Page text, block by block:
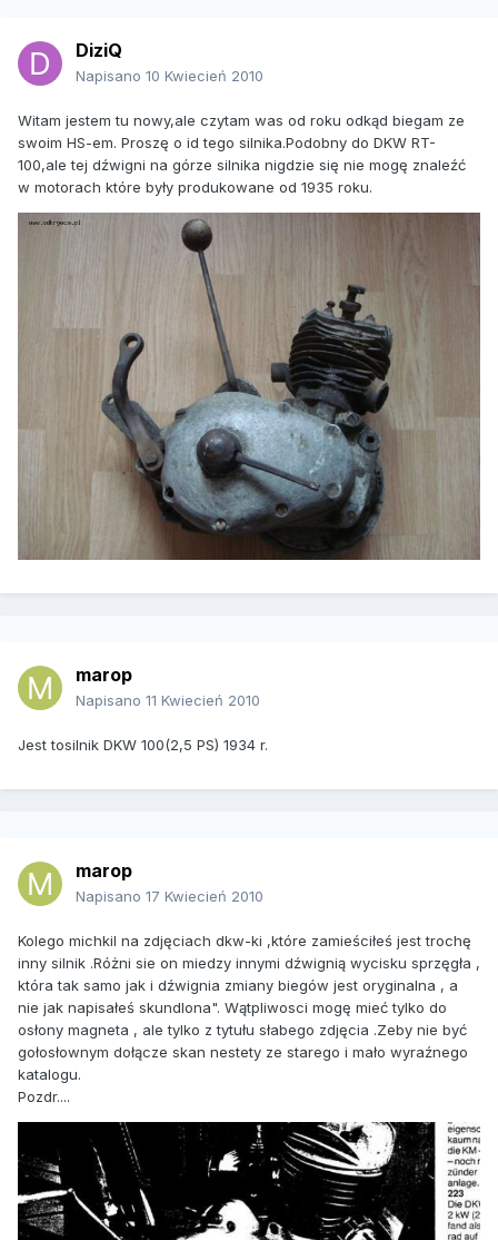
DiziQ
Napisano 10 Kwiecień 2010
Witam jestem tu nowy,ale czytam was od roku odkąd biegam ze
swoim HS-em. Proszę o id tego silnika.Podobny do DKW RT-
100,ale tej dźwigni na górze silnika nigdzie się nie mogę znaleźć
w motorach które były produkowane od 1935 roku.
marop
Napisano 11 Kwiecień 2010
Jest tosilnik DKW 100(2,5 PS) 1934 r.
marop
Napisano 17 Kwiecień 2010
Kolego michkil na zdjęciach dkw-ki ,które zamieściłeś jest trochę
inny silnik .Różni sie on miedzy innymi dźwignią wycisku sprzęgła ,
która tak samo jak i dźwignia zmiany biegów jest oryginalna , a
nie jak napisałeś skundlona". Wątpliwosci mogę mieć tylko do
osłony magneta , ale tylko z tytułu słabego zdjęcia .Zeby nie być
gołosłownym dołącze skan nestety ze starego i mało wyraźnego
katalogu.
Pozdr....